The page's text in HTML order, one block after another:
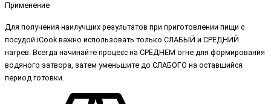
Применение
Для получения наилучших результатов при приготовлении пищи с
посудой iCook важно использовать только СЛАБЫЙ и СРЕДНИЙ
нагрев. Всегда начинайте процесс на СРЕДНЕМ огне для формирования
водяного затвора, затем уменьшите до СЛАБОГО на оставшийся
период готовки.